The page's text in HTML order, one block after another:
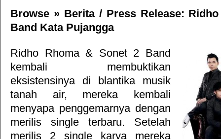
Browse » Berita/ Press Release:
Band Kata Pujangga
Ridho Rhoma & Sonet 2 Band
kembali membuktikan
eksistensinya di blantika musik
tanah air, mereka kembali
menyapa penggemarnya dengan
merilis single terbaru. Setelah
merilis 2 single karya mereka